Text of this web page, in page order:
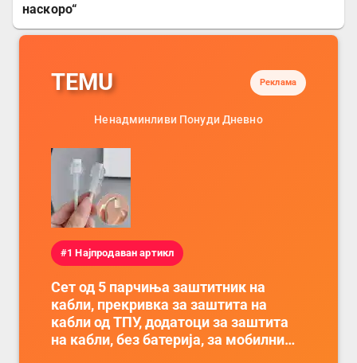
наскоро“
TEMU Реклама
Ненадминливи Понуди Дневно
#1 Најпродаван артикл
Сет од 5 парчиња заштитник на
кабли, прекривка за заштита на
кабли од ТПУ, додатоци за заштита
на кабли, без батерија, за мобилни